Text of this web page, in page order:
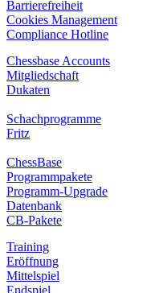
Barrierefreiheit
Cookies Management
Compliance Hotline
Chessbase Accounts
Mitgliedschaft
Dukaten
Schachprogramme
Fritz
ChessBase
Programmpakete
Programm-Upgrade
Datenbank
CB-Pakete
Training
Eröffnung
Mittelspiel
Endspiel